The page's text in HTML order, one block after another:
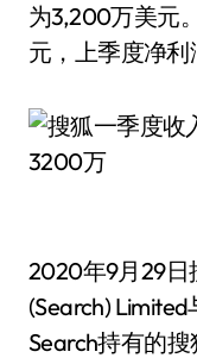
为3,200万美元
元，上季度净利
2020年9月29日
(Search)
Search持有的